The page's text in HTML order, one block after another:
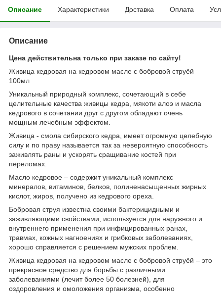
Описание Характеристики Доставка Оплата
Описание
Цена действительна только при заказе по сайту!
Живица кедровая на кедровом масле с бобровой струёй
100мл
Уникальный природный комплекс, сочетающий в себе
целительные качества живицы кедра, мякоти алоэ и масла
кедрового в сочетании друг с другом обладают очень
мощным лечебным эффектом.
Живица - смола сибирского кедра, имеет огромную целебную
силу и по праву называется так за невероятную способность
заживлять раны и ускорять сращивание костей при
переломах.
Масло кедровое – содержит уникальный комплекс
минералов, витаминов, белков, полиненасыщенных жирных
кислот, жиров, получено из кедрового ореха.
Бобровая струя известна своими бактерицидными и
заживляющими свойствами, используется для наружного и
внутреннего применения при инфицированных ранах,
травмах, кожных нагноениях и грибковых заболеваниях,
хорошо справляется с решением мужских проблем.
Живица кедровая на кедровом масле с бобровой струёй – это
прекрасное средство для борьбы с различными
заболеваниями (лечит более 50 болезней), для
оздоровления и омоложения организма, особенно